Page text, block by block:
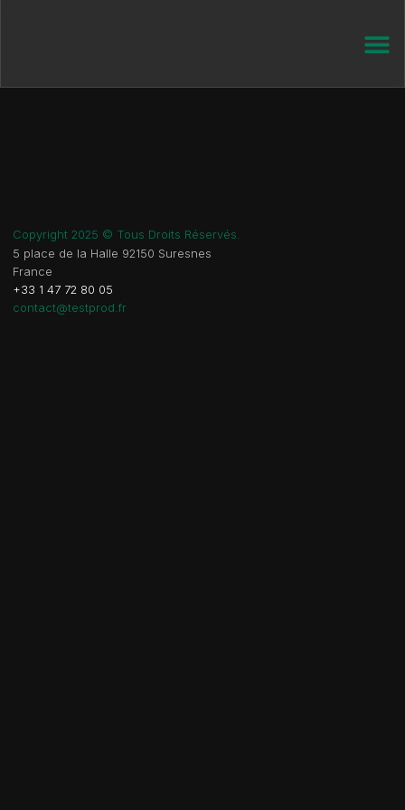
Copyright 2025 © Tous Droits Réservés.
5 place de la Halle 92150 Suresnes
France
+33 1 47 72 80 05
contact@testprod.fr